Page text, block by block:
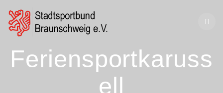
Feriensportkaruss
ell